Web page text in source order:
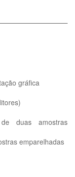
gráfica
duas amostras
emparelhadas